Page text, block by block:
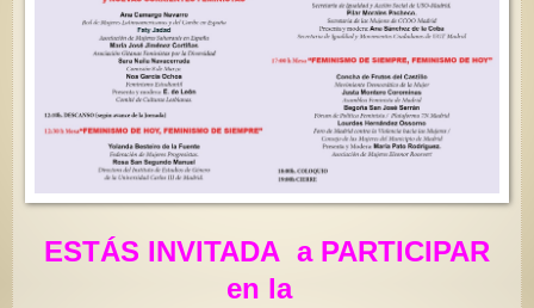
ESTÁS INVITADA a PARTICIPAR
en la